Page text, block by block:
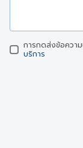
การกดส่งข้อควา
บริการ